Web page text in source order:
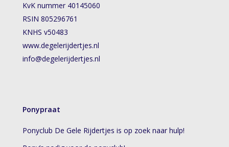
KvK nummer 40145060
RSIN 805296761
KNHS v50483
www.degelerijdertjes.nl
info@degelerijdertjes.nl
Ponypraat
Ponyclub De Gele Rijdertjes is op zoek naar hulp!